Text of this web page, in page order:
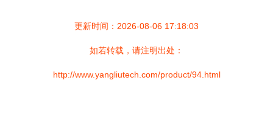
更新时间：2026-08-06 17:18:03
如若转载，请注明出处：
http://www.yangliutech.com/product/94.html